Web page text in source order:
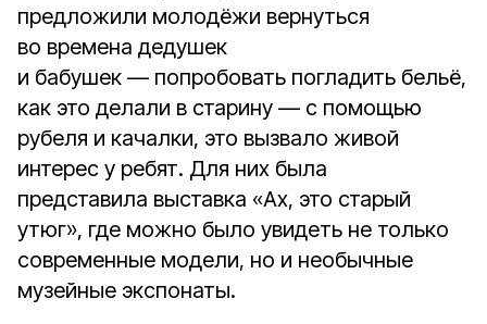
предложили молодёжи вернуться
во времена дедушек
и бабушек — попробовать погладить бельё,
как это делали в старину — с помощью
рубеля и качалки, это вызвало живой
интерес у ребят. Для них была
представила выставка «Ах, это старый
утюг», где можно было увидеть не только
современные модели, но и необычные
музейные экспонаты.